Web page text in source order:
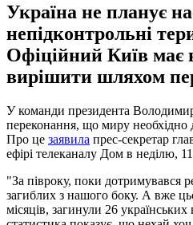
Україна не планує
непідконтрольні
Офіційний Київ має
вирішити шляхом
У команди президента
переконання, що миру необхідно
Про це заявила прес-секретар
ефірі телеканалу Дом в неділю,
"За півроку, поки дотримувався
загиблих з нашого боку. А вже
місяців, загинули 26